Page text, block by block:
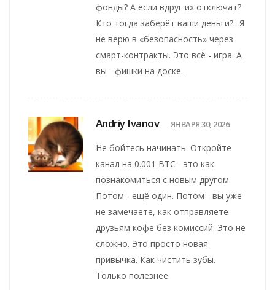
фонды? А если вдруг их отключат?
Кто тогда заберёт ваши деньги?.. Я
не верю в «безопасность» через
смарт-контракты. Это всё - игра. А
вы - фишки на доске.
Andriy Ivanov ЯНВАРЯ 30, 2026
Не бойтесь начинать. Откройте
канал на 0.001 BTC - это как
познакомиться с новым другом.
Потом - ещё один. Потом - вы уже
не замечаете, как отправляете
друзьям кофе без комиссий. Это не
сложно. Это просто новая
привычка. Как чистить зубы.
Только полезнее.